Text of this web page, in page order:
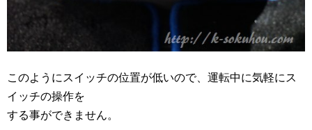
このようにスイッチの位置が低いので、運転中に気軽にス
イッチの操作を
する事ができません。